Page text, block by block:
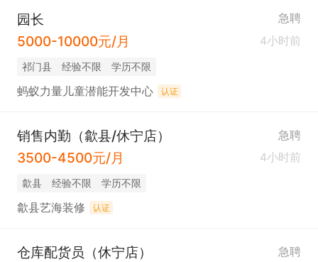
园长 急聘
5000-10000元/月 4小时前
祁门县 经验不限 学历不限
蚂蚁力量儿童潜能开发中心 认证
销售内勤（歙县/休宁店） 急聘
3500-4500元/月 4小时前
歙县 经验不限 学历不限
歙县艺海装修 认证
仓库配货员（休宁店） 急聘